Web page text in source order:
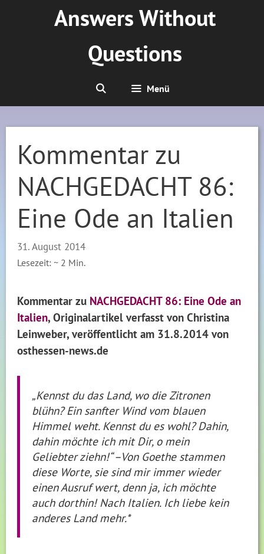
Answers Without
Questions
Menü
Kommentar zu
NACHGEDACHT 86:
Eine Ode an Italien
31. August 2014
Lesezeit: ~ 2 Min.
Kommentar zu NACHGEDACHT 86: Eine Ode an
Italien, Originalartikel verfasst von Christina
Leinweber, veröffentlichtam 31.8.2014 von
osthessen-news.de
„Kennst du das Land, wo die Zitronen
blühn? Ein sanfter Wind vom blauen
Himmel weht. Kennst du es wohl? Dahin,
dahin möchte ich mit Dir, o mein
Geliebter ziehn!“ –Von Goethe stammen
diese Worte, sie sind mir immer wieder
einen Ausruf wert, denn ja, ich möchte
auch dorthin! Nach Italien. Ich liebe kein
anderes Land mehr.*